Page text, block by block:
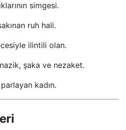
simgesi.
ruh hali.
ilintili olan.
şaka ve nezaket.
kadın.